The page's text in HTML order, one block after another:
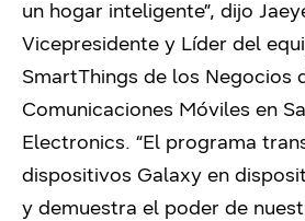
un hogar inteligente”, dijo
Vicepresidente y Líder del
SmartThings de los Negocios
Comunicaciones Móviles en
Electronics. “El programa
dispositivos Galaxy en
y demuestra el poder de